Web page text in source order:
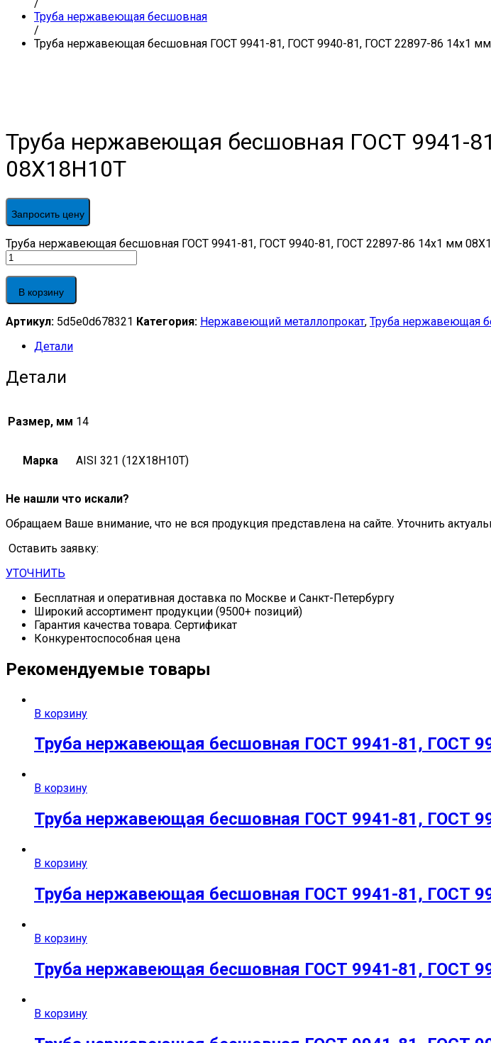
/
Труба нержавеющая бесшовная
/
Труба нержавеющая бесшовная ГОСТ 9941-81, ГОСТ 9940-81, ГОСТ 22897-86 14х1
Труба нержавеющая бесшовная ГОСТ 9941-
08Х18Н10Т
Запросить цену
Труба нержавеющая бесшовная ГОСТ 9941-81, ГОСТ 9940-81, ГОСТ 22897-86 14х1 мм
В корзину
Артикул: 5d5e0d678321 Категория: Нержавеющий металлопрокат, Труба нержавеющая
Детали
Детали
Размер, мм 14
Марка AISI 321 (12Х18Н10Т)
Не нашли что искали?
Обращаем Ваше внимание, что не вся продукция представлена на сайте. Уточнить
Оставить заявку:
УТОЧНИТЬ
Бесплатная и оперативная доставка по Москве и Санкт-Петербургу
Широкий ассортимент продукции (9500+ позиций)
Гарантия качества товара. Сертификат
Конкурентоспособная цена
Рекомендуемые товары
В корзину
Труба нержавеющая бесшовная ГОСТ 9941-81, ГОСТ
В корзину
Труба нержавеющая бесшовная ГОСТ 9941-81, ГОСТ
В корзину
Труба нержавеющая бесшовная ГОСТ 9941-81, ГОСТ
В корзину
Труба нержавеющая бесшовная ГОСТ 9941-81, ГОСТ
В корзину